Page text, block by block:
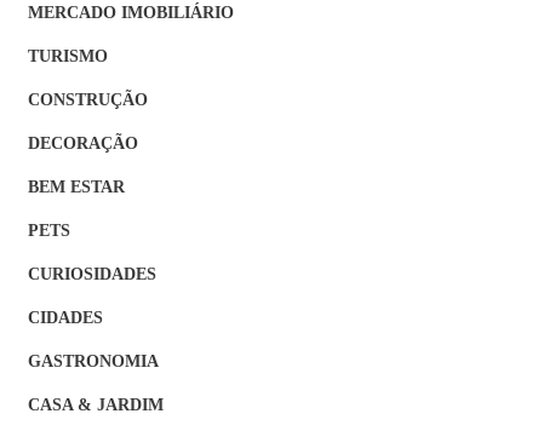
MERCADO IMOBILIÁRIO
TURISMO
CONSTRUÇÃO
DECORAÇÃO
BEM ESTAR
PETS
CURIOSIDADES
CIDADES
GASTRONOMIA
CASA & JARDIM